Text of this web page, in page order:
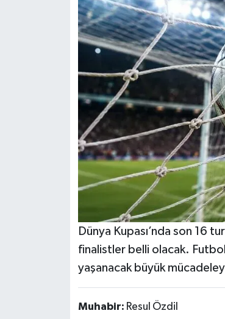
Dünya Kupası’nda son 16
finalistler belli olacak.
yaşanacak büyük
Muhabir: Resul Özdil